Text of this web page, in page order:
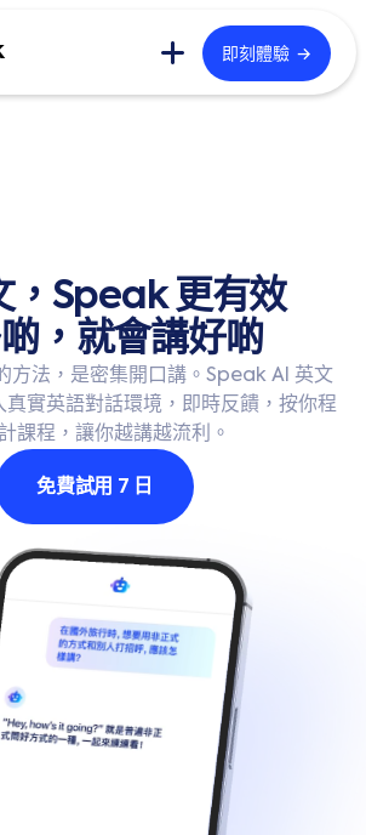
한국어
Español
繁體中文 (港)
Português
即刻體驗 →
，Speak 更有效
，就會講好啲
方法，是密集開口講。Speak AI 英文
真實英語對話環境，即時反饋，按你程
課程，讓你越講越流利。
免費試用 7 日